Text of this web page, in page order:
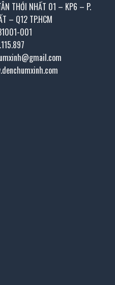
THỚI NHẤT 01 – KP6 – P.
– Q12 TP.HCM
001